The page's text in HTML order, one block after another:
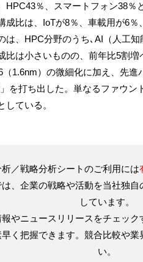
HPC43％、スマートフォン38％
成比は、IoTが8％、車載用が6
は、HPC分野のうち､AI（人工
比は小さいものの、前年比5割
1.6nm）の微細化に加え、先進
を打ち出した。単なるファウ
している。
／戦略分析シートのご利用には
、企業の戦略や活動を当社独
しています。
やニュースリリースをチェッ
く把握できます。競合比較や
い。